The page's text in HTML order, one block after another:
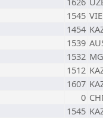
1545 VIE
1454
1539
1532
1512
1607
0
1545